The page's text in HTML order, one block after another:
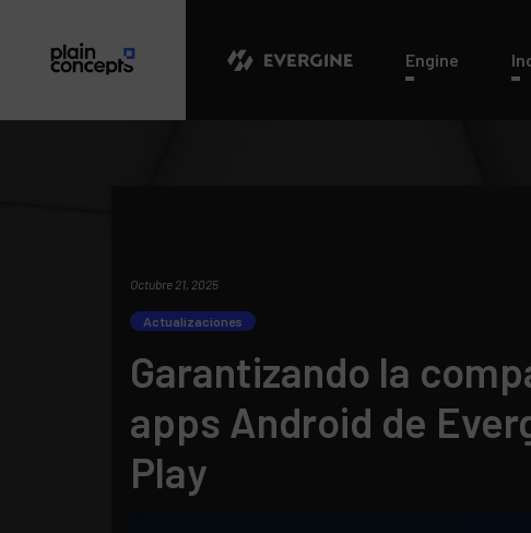
Engine
Octubre 21, 2025
Actualizaciones
Garantizando la
apps Android de
Play